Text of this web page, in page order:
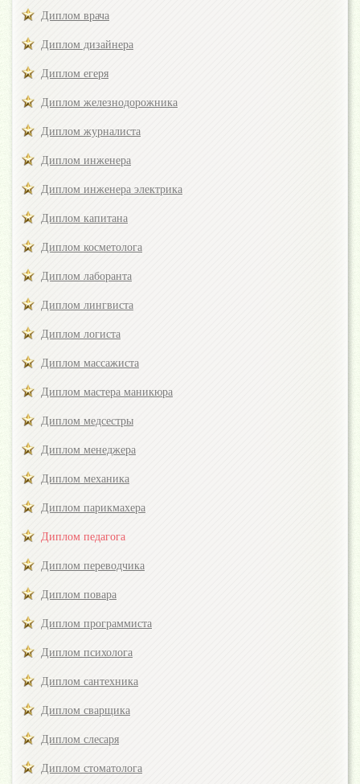
Диплом врача
Диплом дизайнера
Диплом егеря
Диплом железнодорожника
Диплом журналиста
Диплом инженера
Диплом инженера электрика
Диплом капитана
Диплом косметолога
Диплом лаборанта
Диплом лингвиста
Диплом логиста
Диплом массажиста
Диплом мастера маникюра
Диплом медсестры
Диплом менеджера
Диплом механика
Диплом парикмахера
Диплом педагога
Диплом переводчика
Диплом повара
Диплом программиста
Диплом психолога
Диплом сантехника
Диплом сварщика
Диплом слесаря
Диплом стоматолога